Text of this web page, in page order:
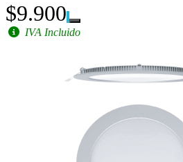
$9.900
IVA Incluido